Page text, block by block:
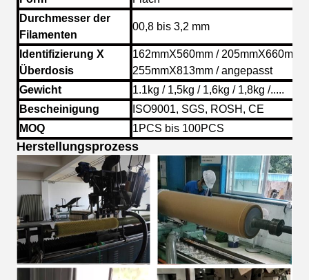
Durchmesser der
Filamenten
00,8 bis 3,2 mm
Identifizierung X
Überdosis
162mmX560mm / 205mmX660mm
255mmX813mm / angepasst
Gewicht
1.1kg / 1,5kg / 1,6kg / 1,8kg /.....
Bescheinigung
ISO9001, SGS, ROSH, CE
MOQ
1PCS bis 100PCS
Herstellungsprozess